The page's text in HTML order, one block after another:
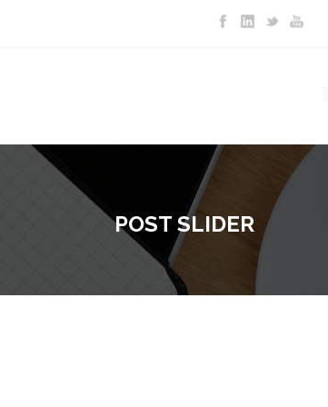
POST SLIDER